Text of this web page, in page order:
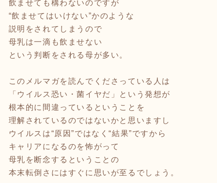
飲ませても構わないのですが
“飲ませてはいけない”かのような
説明をされてしまうので
母乳は一滴も飲ませない
という判断をされる母が多い。
このメルマガを読んでくださっている人は
「ウイルス恐い・菌イヤだ」という発想が
根本的に間違っているということを
理解されているのではないかと思いますし
ウイルスは“原因”ではなく“結果”ですから
キャリアになるのを怖がって
母乳を断念するということの
本末転倒さにはすぐに思いが至るでしょう。